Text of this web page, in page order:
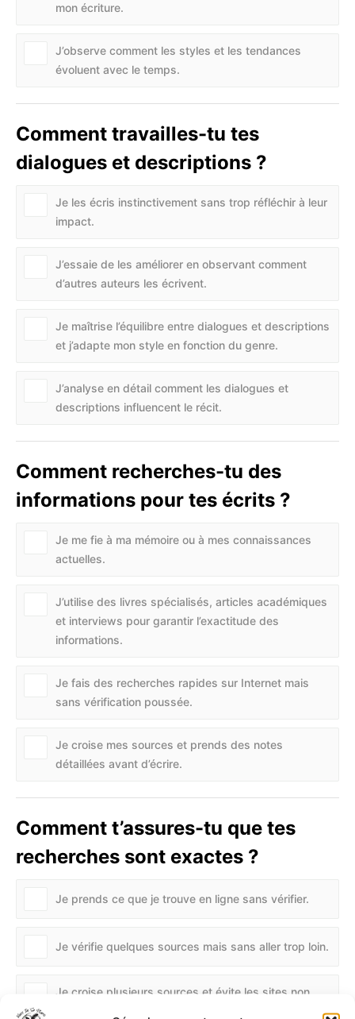
mon écriture.
J’observe comment les styles et les tendances
évoluent avec le temps.
Comment travailles-tu tes
dialogues et descriptions ?
Je les écris instinctivement sans trop réfléchir à leur
impact.
J’essaie de les améliorer en observant comment
d’autres auteurs les écrivent.
Je maîtrise l’équilibre entre dialogues et descriptions
et j’adapte mon style en fonction du genre.
J’analyse en détail comment les dialogues et
descriptions influencent le récit.
Comment recherches-tu des
informations pour tes écrits ?
Je me fie à ma mémoire ou à mes connaissances
actuelles.
J’utilise des livres spécialisés, articles académiques
et interviews pour garantir l’exactitude des
informations.
Je fais des recherches rapides sur Internet mais
sans vérification poussée.
Je croise mes sources et prends des notes
détaillées avant d’écrire.
Comment t’assures-tu que tes
recherches sont exactes ?
Je prends ce que je trouve en ligne sans vérifier.
Je vérifie quelques sources mais sans aller trop loin.
Je croise plusieurs sources et évite les sites non